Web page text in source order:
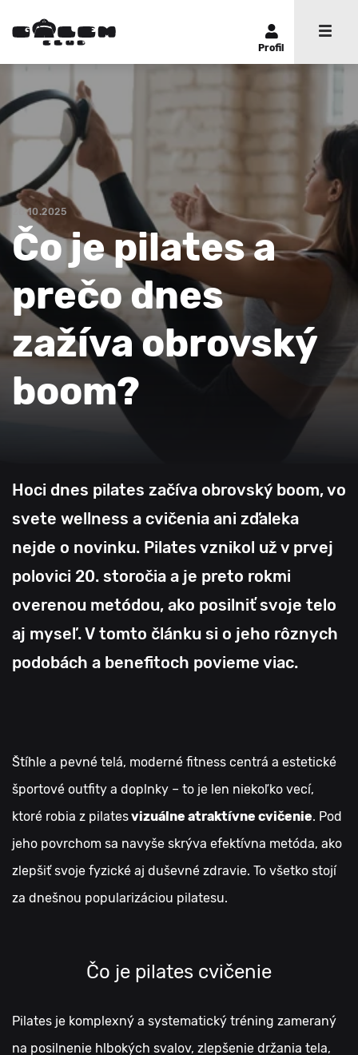
Profil
28.10.2025
Čo je pilates a
prečo dnes
zažíva obrovský
boom?
Hoci dnes pilates začíva obrovský boom, vo
svete wellness a cvičenia ani zďaleka
nejde o novinku. Pilates vznikol už v prvej
polovici 20. storočia a je preto rokmi
overenou metódou, ako posilniť svoje telo
aj myseľ. V tomto článku si o jeho rôznych
podobách a benefitoch povieme viac.
Štíhle a pevné telá, moderné fitness centrá a estetické
športové outfity a doplnky – to je len niekoľko vecí,
ktoré robia z pilatesvizuálne atraktívne cvičenie. Pod
jeho povrchom sa navyše skrýva efektívna metóda, ako
zlepšiť svoje fyzické aj duševné zdravie. To všetko stojí
za dnešnou popularizáciou pilatesu.
Čo je pilates cvičenie
Pilates je komplexný a systematický tréning zameraný
na posilnenie hlbokých svalov, zlepšenie držania tela,